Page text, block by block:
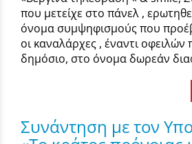
που μετείχε στο πάνελ ,
όνομα συμψηφισμούς που
οι καναλάρχες , έναντι οφειλών
δημόσιο, στο όνομα δωρεάν
Συνάντηση με τον